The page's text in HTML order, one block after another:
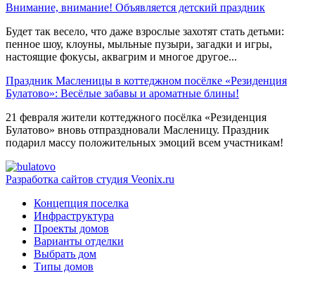
Внимание, внимание! Объявляется детский праздник
Будет так весело, что даже взрослые захотят стать детьми:
пенное шоу, клоуны, мыльные пузыри, загадки и игры,
настоящие фокусы, аквагрим и многое другое...
Праздник Масленицы в коттеджном посёлке «Резиденция
Булатово»: Весёлые забавы и ароматные блины!
21 февраля жители коттеджного посёлка «Резиденция
Булатово» вновь отпраздновали Масленицу. Праздник
подарил массу положительных эмоций всем участникам!
Разработка сайтов студия Veonix.ru
Концепция поселка
Инфраструктура
Проекты домов
Варианты отделки
Выбрать дом
Типы домов